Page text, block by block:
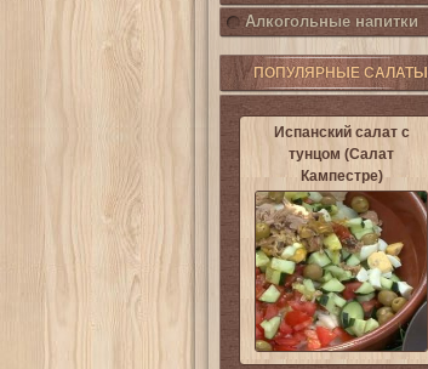
Алкогольные напитки
ПОПУЛЯРНЫЕ САЛАТЫ
Испанский салат с
тунцом (Салат
Кампестре)